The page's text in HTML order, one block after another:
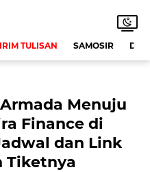
TULISAN SAMOSIR
Menuju
Finance di
dan Link
Tiketnya